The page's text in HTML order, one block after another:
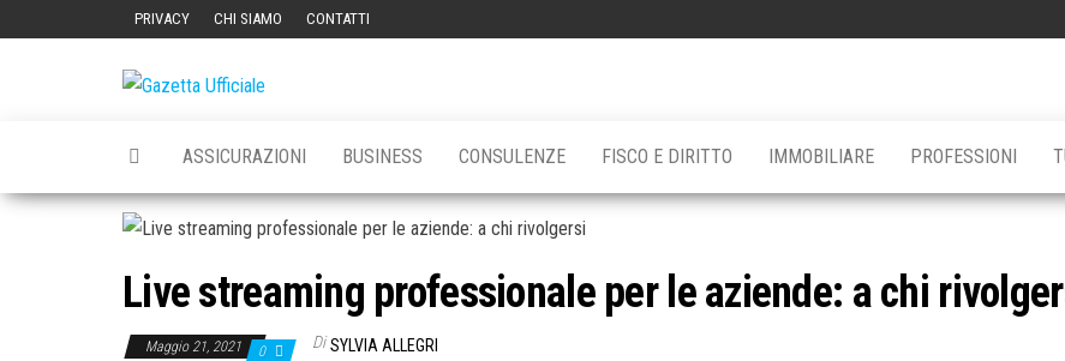
PRIVACY CHI SIAMO CONTATTI
Ufficiale
Ufficiale
ASSICURAZIONI BUSINESS CONSULENZE FISCO E DIRITTO IMMOBILIARE PROFESSIONI
Live streaming professionale per le aziende: a chi
Maggio 21, 2021 0 Di SYLVIA ALLEGRI